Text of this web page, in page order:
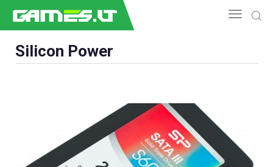
GELEŽIS
VIDEO
Silicon Power